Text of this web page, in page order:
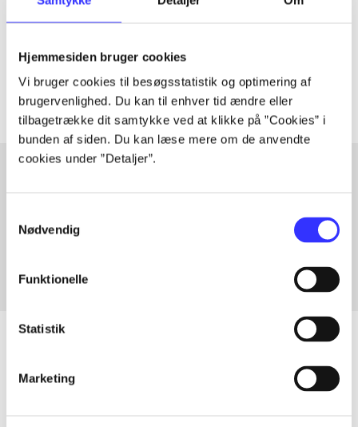
Hjemmesiden bruger cookies
Vi bruger cookies til besøgsstatistik og optimering af
brugervenlighed. Du kan til enhver tid ændre eller
tilbagetrække dit samtykke ved at klikke på ”Cookies” i
bunden af siden. Du kan læse mere om de anvendte
cookies under ”Detaljer”.
Nødvendig
Funktionelle
Statistik
Marketing
lorem ipsum dolor sit amet ...
Artiklerne i handler ofte om
Fra
Artikler